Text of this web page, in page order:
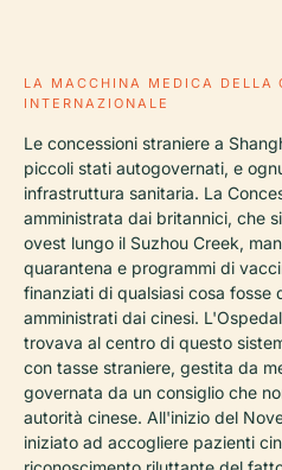
LA MACCHINA MEDICA DELLA
INTERNAZIONALE
Le concessioni straniere a
piccoli stati autogovernati, e
infrastruttura sanitaria. La
amministrata dai britannici, che
ovest lungo il Suzhou Creek,
quarantena e programmi di
finanziati di qualsiasi cosa fosse
amministrati dai cinesi.
trovava al centro di questo
con tasse straniere, gestita da
governata da un consiglio che
autorità cinese. All'inizio del
iniziato ad accogliere pazienti